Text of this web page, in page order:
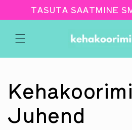
sisukord
vahele
TASUTA SAATMINE
Juhend